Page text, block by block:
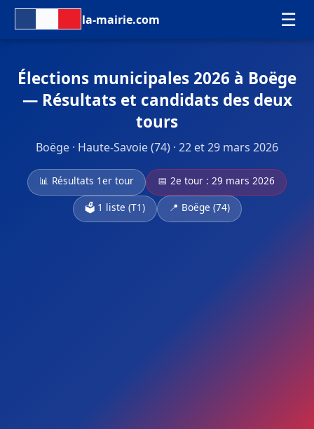
la-mairie.com ☰
Élections municipales 2026 à Boëge
— Résultats et candidats des deux
tours
Boëge · Haute-Savoie (74) · 22 et 29 mars 2026
📊 Résultats 1er tour
📅 2e tour : 29 mars 2026
🗳️ 1 liste (T1)
📍 Boëge (74)